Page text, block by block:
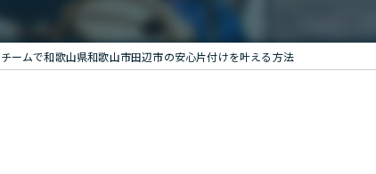
ームで和歌山県和歌山市田辺市の安心片付けを叶える方法